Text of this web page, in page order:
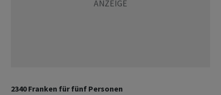
2340 Franken für fünf Personen